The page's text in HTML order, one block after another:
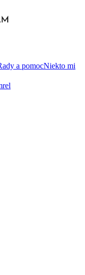
a pomocNiekto mi